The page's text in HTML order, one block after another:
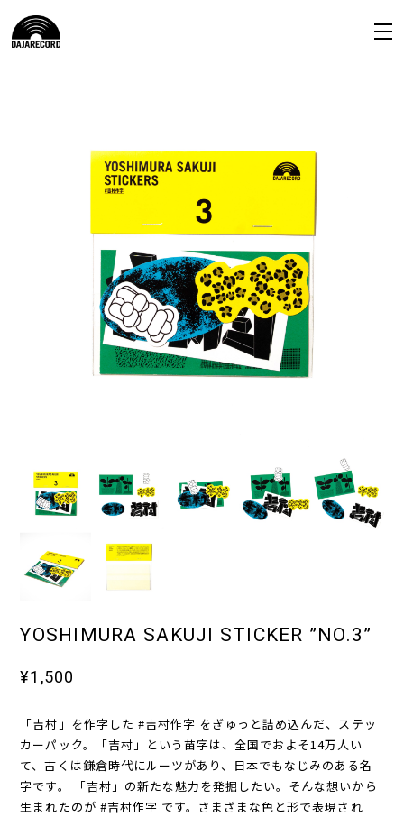
YOSHIMURA SAKUJI STICKER ”NO.3”
¥1,500
「吉村」を作字した #吉村作字 をぎゅっと詰め込んだ、ステッ
カーパック。「吉村」という苗字は、全国でおよそ14万人い
て、古くは鎌倉時代にルーツがあり、日本でもなじみのある名
字です。 「吉村」の新たな魅力を発掘したい。そんな想いから
生まれたのが #吉村作字 です。さまざまな色と形で表現され